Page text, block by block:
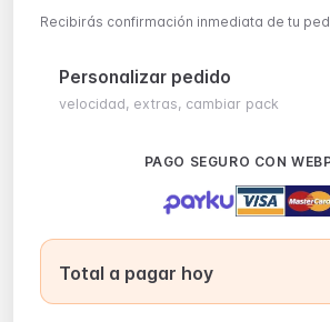
Recibirás confirmación inmediata de tu
Personalizar pedido
velocidad, extras, cambiar pack
PAGO SEGURO CON
Total a pagar hoy